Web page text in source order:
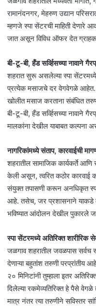
रामानंदनगर, मेहरुण उद्यान
म्हणजे स्पा सेंटरची माहिती देणारे
जात असून विविध ऑफर देत
बी-टू-बी, हँड सर्व्हिसच्या नावाने
शहरात सुरू असलेल्या स्पा सेंटरमध्ये
प्रत्येक मसाजचे दर वेगवेगळे आहेत.
खोलीत मसाज करताना संबंधित
बी-टू-बी, हँड सर्व्हिसच्या नावाने
मालकांना देखील याबाबत कल्पना
नागरिकांमध्ये संताप, कारवाईची
शहरातील सामाजिक कार्यकर्ते आणि
केली असून, त्वरित कठोर कारवाई
संयुक्त तपासणी करून अनधिकृत स्पा
आहे. तसेच, जर प्रशासनाने याकडे
भविष्यात आंदोलन देखील पुकारले
स्पा सेंटरमध्ये अतिरिक्त शारीरिक
जळगाव शहरातील जवळपास
देणाऱ्या बहुतांश तरुणी परप्रांतीय
२० मिनिटांनी तुम्हाला इतर
दिलेल्या रकमेव्यतिरिक्त हे पैसे वेगळे
मात्र नंतर त्या तरुणीने सविस्तर